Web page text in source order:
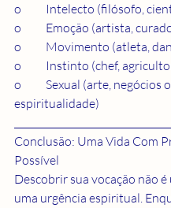
o	Intelecto (filósofo,
o	Emoção (artista,
o	Movimento (atleta,
o	Instinto (chef,
o	Sexual (arte, negócios ou
espiritualidade)
Conclusão: Uma Vida Com
Possível
Descobrir sua vocação não
uma urgência espiritual.